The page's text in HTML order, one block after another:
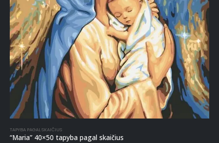
TAPYBA PAGAL SKAIČIUS
“Maria” 40×50 tapyba pagal skaičius